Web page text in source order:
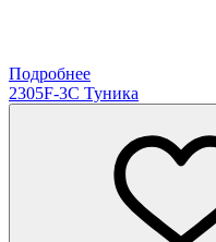
Подробнее
2305F-3C Туника